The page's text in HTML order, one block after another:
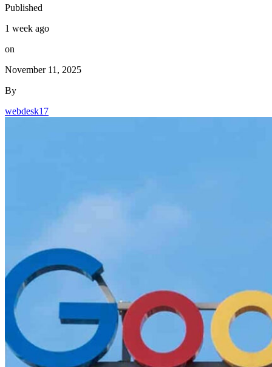
Published
1 week ago
on
November 11, 2025
By
webdesk17